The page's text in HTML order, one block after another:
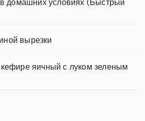
в домашних условиях (Быстрый
вырезки
яичный с луком зеленым